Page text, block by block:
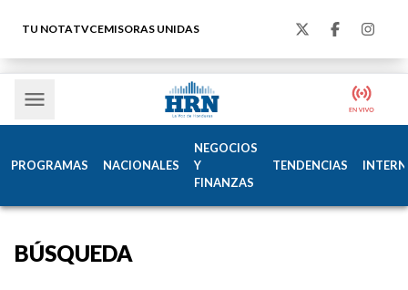
TU NOTATVCEMISORAS UNIDAS
PROGRAMAS NACIONALES
NEGOCIOS
Y
FINANZAS
TENDENCIAS
BÚSQUEDA